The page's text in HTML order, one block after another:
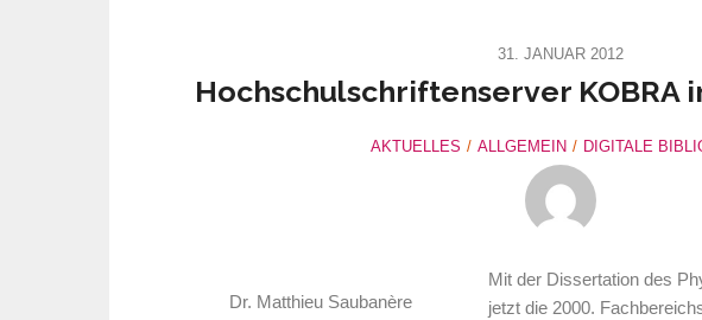
31. JANUAR 2012
Hochschulschriftenserver
AKTUELLES ALLGEMEIN DIGITALE
Dr. Matthieu Saubanère
Mit der Dissertation des
jetzt die 2000.